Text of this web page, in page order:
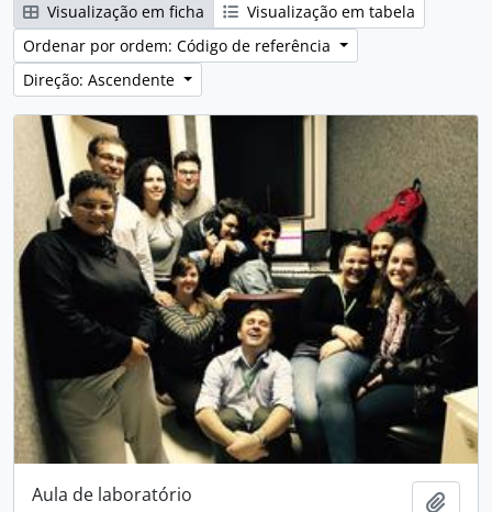
Visualização em ficha
Visualização em tabela
Ordenar por ordem: Código de referência
Direção: Ascendente
Aula de laboratório